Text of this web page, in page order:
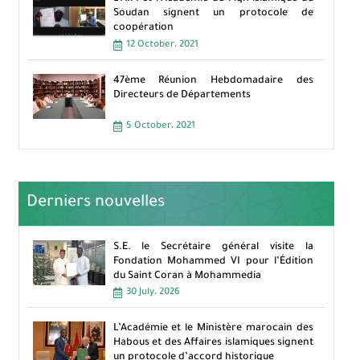
Soudan signent un protocole de
coopération
12 October، 2021
47ème Réunion Hebdomadaire des
Directeurs de Départements
5 October، 2021
Derniers nouvelles
S.E. le Secrétaire général visite la
Fondation Mohammed VI pour l’Édition
du Saint Coran à Mohammedia
30 July، 2026
L’Académie et le Ministère marocain des
Habous et des Affaires islamiques signent
un protocole d’accord historique